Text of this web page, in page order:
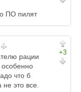
ПО пилят
+3
рации
что б
не это все.